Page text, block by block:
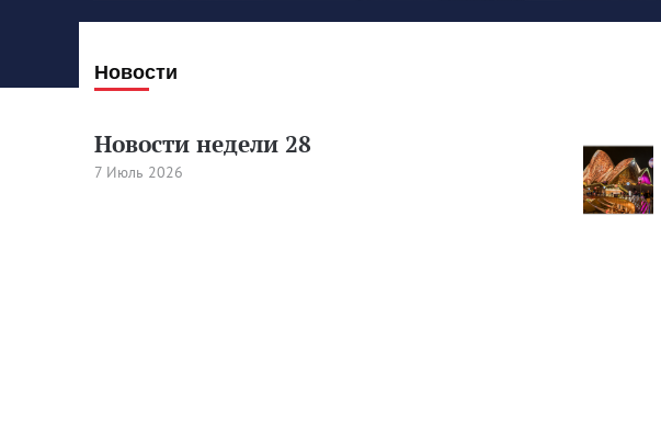
Новости
Новости недели 28
7 Июль 2026